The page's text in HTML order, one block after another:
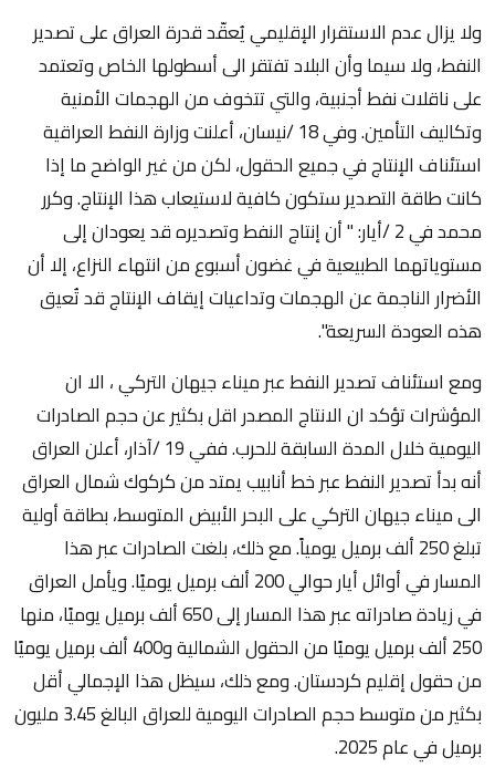
ولا يزال عدم الاستقرار الإقليمي يُعقّد قدرة العراق على تصدير
النفط، ولا سيما وأن البلاد تفتقر الى أسطولها الخاص وتعتمد
على ناقلات نفط أجنبية، والتي تتخوف من الهجمات الأمنية
وتكاليف التأمين. وفي 18 /نيسان، أعلنت وزارة النفط العراقية
استئناف الإنتاج في جميع الحقول، لكن من غير الواضح ما إذا
كانت طاقة التصدير ستكون كافية لاستيعاب هذا الإنتاج. وكرر
محمد في 2 /أيار: " أن إنتاج النفط وتصديره قد يعودان إلى
مستوياتهما الطبيعية في غضون أسبوع من انتهاء النزاع، إلا أن
الأضرار الناجمة عن الهجمات وتداعيات إيقاف الإنتاج قد تُعيق
هذه العودة السريعة".
ومع استئناف تصدير النفط عبر ميناء جيهان التركي ، الا ان
المؤشرات تؤكد ان الانتاج المصدر اقل بكثير عن حجم الصادرات
اليومية خلال المدة السابقة للحرب. ففي 19 /آذار، أعلن العراق
أنه بدأ تصدير النفط عبر خط أنابيب يمتد من كركوك شمال العراق
الى ميناء جيهان التركي على البحر الأبيض المتوسط، بطاقة أولية
تبلغ 250 ألف برميل يومياً. مع ذلك، بلغت الصادرات عبر هذا
المسار في أوائل أيار حوالي 200 ألف برميل يوميًا. ويأمل العراق
في زيادة صادراته عبر هذا المسار إلى 650 ألف برميل يوميًا، منها
250 ألف برميل يوميًا من الحقول الشمالية و400 ألف برميل يوميًا
من حقول إقليم كردستان. ومع ذلك، سيظل هذا الإجمالي أقل
بكثير من متوسط حجم الصادرات اليومية للعراق البالغ 3.45 مليون
برميل في عام 2025.